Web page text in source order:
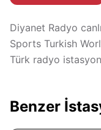
Diyanet Radyo
Sports Turkish
Türk radyo
Benzer